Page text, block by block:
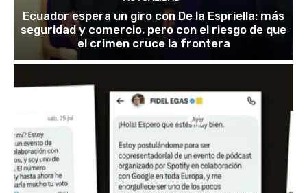
Ecuador espera un giro con De la Espriella: más
seguridad y comercio, pero con el riesgo de que
el crimen cruce la frontera